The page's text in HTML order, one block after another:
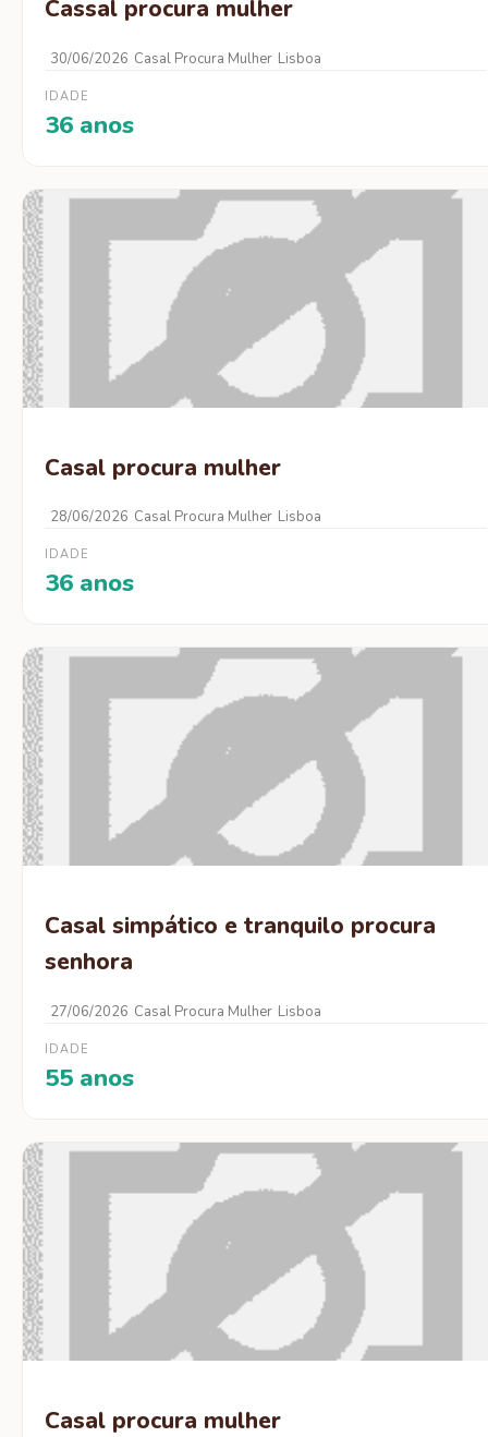
Cassal procura mulher
30/06/2026 Casal Procura Mulher Lisboa
IDADE
36 anos
Casal procura mulher
28/06/2026 Casal Procura Mulher Lisboa
IDADE
36 anos
Casal simpático e tranquilo procura
senhora
27/06/2026 Casal Procura Mulher Lisboa
IDADE
55 anos
Casal procura mulher